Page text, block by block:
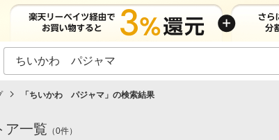
ショッピング
「 ちいかわ パジャマ 」の検索結果
ア一覧 （0件）